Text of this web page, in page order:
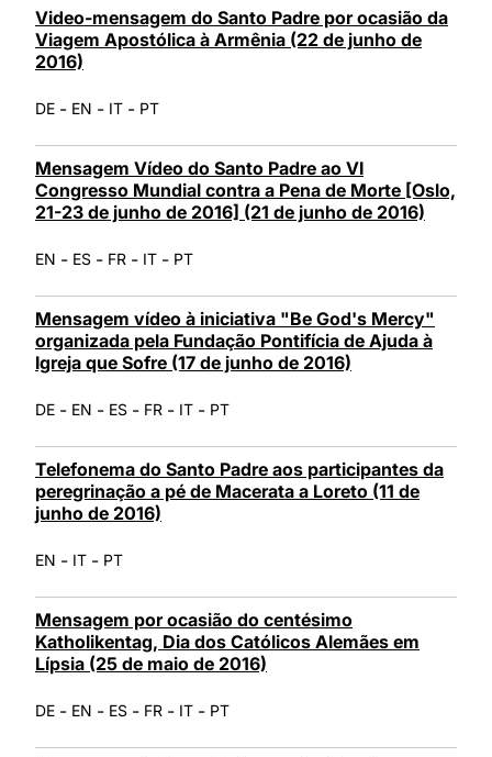
Video-mensagem do Santo Padre por ocasião da
Viagem Apostólica à Armênia (22 de junho de
2016)
DE - EN - IT - PT
Mensagem Vídeo do Santo Padre ao VI
Congresso Mundial contra a Pena de Morte [Oslo,
21-23 de junho de 2016] (21 de junho de 2016)
EN - ES - FR - IT - PT
Mensagem vídeo à iniciativa "Be God's Mercy"
organizada pela Fundação Pontifícia de Ajuda à
Igreja que Sofre (17 de junho de 2016)
DE - EN - ES - FR - IT - PT
Telefonema do Santo Padre aos participantes da
peregrinação a pé de Macerata a Loreto (11 de
junho de 2016)
EN - IT - PT
Mensagem por ocasião do centésimo
Katholikentag, Dia dos Católicos Alemães em
Lípsia (25 de maio de 2016)
DE - EN - ES - FR - IT - PT